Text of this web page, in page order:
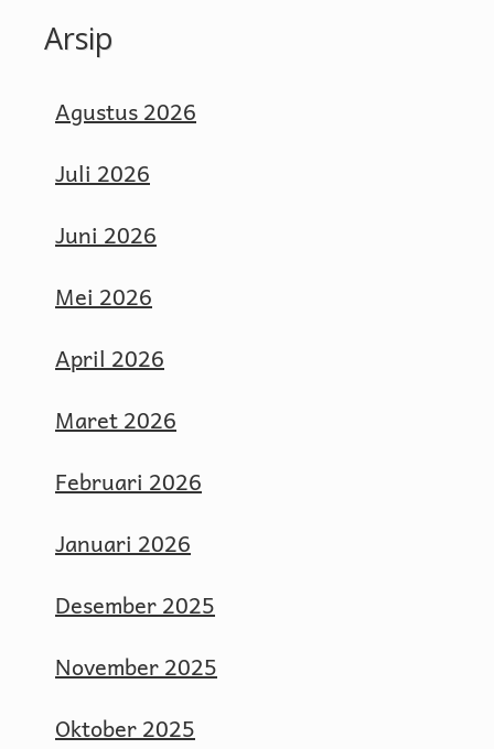
Arsip
Agustus 2026
Juli 2026
Juni 2026
Mei 2026
April 2026
Maret 2026
Februari 2026
Januari 2026
Desember 2025
November 2025
Oktober 2025